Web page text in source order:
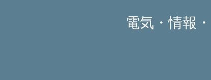
電気・情報